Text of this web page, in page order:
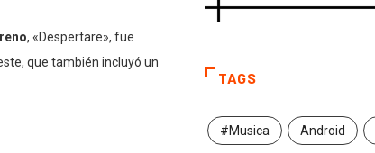
, «Despertare», fue
que también incluyó un
TAGS
#Musica Android